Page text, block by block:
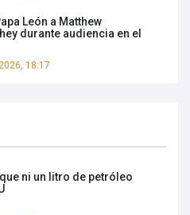
León a Matthew
durante audiencia en el
18:17
ni un litro de petróleo